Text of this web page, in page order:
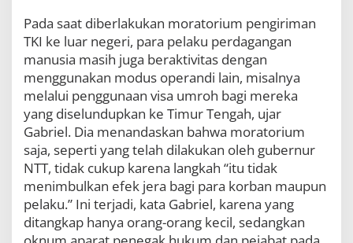
Pada saat diberlakukan moratorium pengiriman
TKI ke luar negeri, para pelaku perdagangan
manusia masih juga beraktivitas dengan
menggunakan modus operandi lain, misalnya
melalui penggunaan visa umroh bagi mereka
yang diselundupkan ke Timur Tengah, ujar
Gabriel. Dia menandaskan bahwa moratorium
saja, seperti yang telah dilakukan oleh gubernur
NTT, tidak cukup karena langkah “itu tidak
menimbulkan efek jera bagi para korban maupun
pelaku.” Ini terjadi, kata Gabriel, karena yang
ditangkap hanya orang-orang kecil, sedangkan